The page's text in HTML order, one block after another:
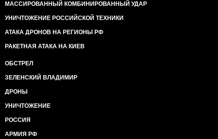
МАССИРОВАННЫЙ КОМБИНИРОВАННЫЙ УДАР
УНИЧТОЖЕНИЕ РОССИЙСКОЙ ТЕХНИКИ
АТАКА ДРОНОВ НА РЕГИОНЫ РФ
РАКЕТНАЯ АТАКА НА КИЕВ
ОБСТРЕЛ
ЗЕЛЕНСКИЙ ВЛАДИМИР
ДРОНЫ
УНИЧТОЖЕНИЕ
РОССИЯ
АРМИЯ РФ